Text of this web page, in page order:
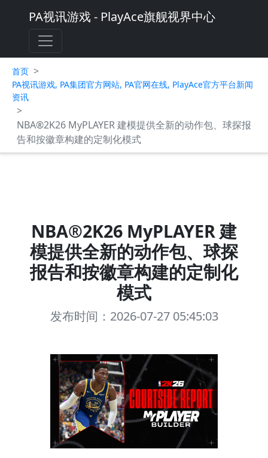
PA视讯游戏 - PlayAce旗舰视界中心
首页 >
PA视讯游戏, PA集团官方网站, PA官网在线, PlayAce官方平台新闻
资讯
>
NBA®2K26 MyPLAYER 建模提供全新的动作包、球探报
告和按徽章构建的定制化模式
NBA®2K26 MyPLAYER 建
模提供全新的动作包、球探
报告和按徽章构建的定制化
模式
发布时间：2026-07-27 05:45:03